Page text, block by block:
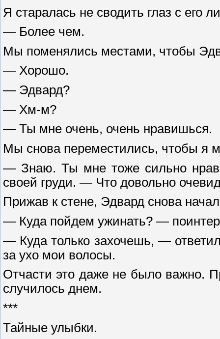
Я старалась не сводить глаз с его
— Более чем.
Мы поменялись местами, чтобы
— Хорошо.
— Эдвард?
— Хм-м?
— Ты мне очень, очень нравишься.
Мы снова переместились, чтобы я
— Знаю. Ты мне тоже сильно
своей груди. — Что довольно
Прижав к стене, Эдвард снова
— Куда пойдем ужинать? —
— Куда только захочешь, —
за ухо мои волосы.
Отчасти это даже не было важно.
случилось днем.
***
Тайные улыбки.